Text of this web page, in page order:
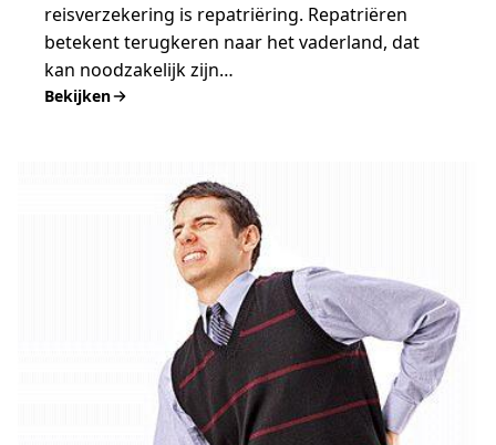
reisverzekering is repatriëring. Repatriëren
betekent terugkeren naar het vaderland, dat
kan noodzakelijk zijn…
Bekijken
: